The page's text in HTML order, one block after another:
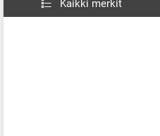
Kaikki merkit